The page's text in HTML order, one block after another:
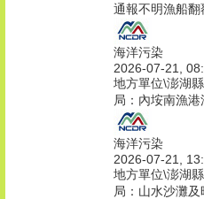
通報不明漁船翻
海洋污染
2026-07-21,
地方單位\澎湖
局：內垵南漁港
海洋污染
2026-07-21,
地方單位\澎湖
局：山水沙灘